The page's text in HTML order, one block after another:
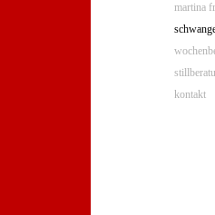
martina
kontakt